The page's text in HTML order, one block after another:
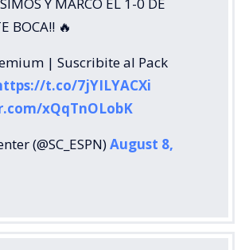
BOCA!! 🔥
| Suscribite al Pack
t.co/7jYILYACXi
xQqTnOLobK
(@SC_ESPN)August 8,